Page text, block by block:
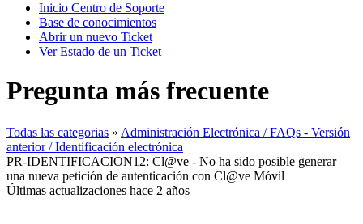
Inicio Centro de Soporte
Base de conocimientos
Abrir un nuevo Ticket
Ver Estado de un Ticket
Pregunta más frecuente
Todas las categorias » Administración Electrónica / FAQs - Versión
anterior / Identificación electrónica
PR-IDENTIFICACION12: Cl@ve - No ha sido posible generar
una nueva petición de autenticación con Cl@ve Móvil
Últimas actualizaciones hace 2 años